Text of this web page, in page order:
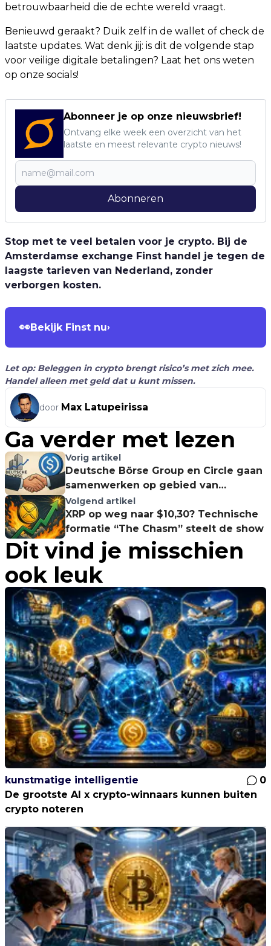
betrouwbaarheid die de echte wereld vraagt.
Benieuwd geraakt? Duik zelf in de wallet of check de
laatste updates. Wat denk jij: is dit de volgende stap
voor veilige digitale betalingen? Laat het ons weten
op onze socials!
Abonneer je op onze nieuwsbrief!
Ontvang elke week een overzicht van het
laatste en meest relevante crypto nieuws!
Abonneren
Stop met te veel betalen voor je crypto. Bij de
Amsterdamse exchange Finst handel je tegen de
laagste tarieven van Nederland, zonder
verborgen kosten.
👀Bekijk Finst nu›
Let op: Beleggen in crypto brengt risico’s met zich mee.
Handel alleen met geld dat u kunt missen.
door Max Latupeirissa
Ga verder met lezen
Vorig artikel
Deutsche Börse Group en Circle gaan
samenwerken op gebied van
stablecoins
Volgend artikel
XRP op weg naar $10,30? Technische
formatie “The Chasm” steelt de show
Dit vind je misschien
ook leuk
kunstmatige intelligentie
0
De grootste AI x crypto-winnaars kunnen buiten
crypto noteren